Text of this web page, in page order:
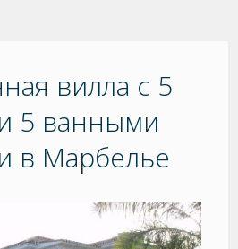
вилла с 5
5 ванными
в Марбелье